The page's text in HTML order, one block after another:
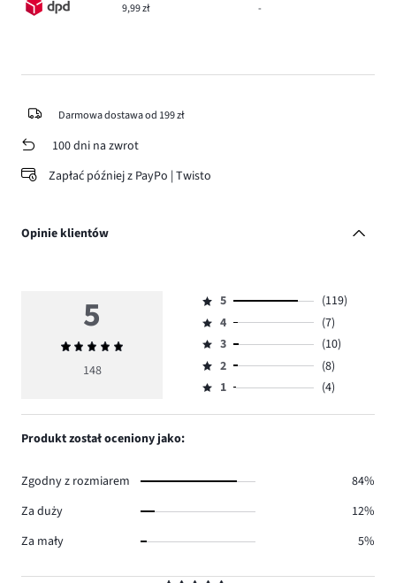
9,99 zł -
Darmowa dostawa od 199 zł
100 dni na zwrot
Zapłać później z PayPo | Twisto
Opinie klientów
5
Średnia
ocena
148
Ocena
5,
ilość
głosów
119.
5
(119)
Ocena
4,
ilość
głosów
4
(7)
Ocena
3,
ilość
3
(10)
Ocena
2,
2
(8)
Ocena
1,
1 (4)
Produkt został oceniony jako:
Zgodny z rozmiarem
84%
Za duży
12%
Za mały
5%